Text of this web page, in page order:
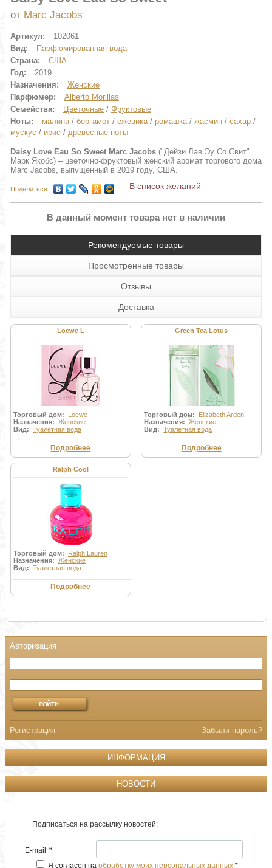
от Marc Jacobs
Артикул:
102061
Вид:
Парфюмированная вода
Страна:
США
Год:
2019
Назначения:
Женские
Парфюмер:
Alberto Morillas
Семейства:
Цветочные / Фруктовые
Ноты:
малина/ бергамот / ежевика/ ромашка/ жасмин / сахар /
мускус / ирис / древесные ноты
Daisy Love Eau So Sweet Marc Jacobs ("Дейзи Лав Эу Со Свит"
Марк Якобс) – цветочно-фруктовый женский аромат торгового дома
Marc Jacobs, выпущенный в 2019 году, США.
Поделиться В список желаний
В данный момент товара нет в наличии
Рекомендуемые товары
Просмотренные товары
Отзывы
Доставка
Loewe L
Торговый дом:
Loewe
Назначения: Женские
Вид: Туалетная вода
Подробнее
Green Tea Lotus
Торговый дом:
Elizabeth Arden
Назначения:Женские
Вид:Туалетная вода
Подробнее
Ralph Cool
Торговый дом:
Ralph Lauren
Назначения: Женские
Вид: Туалетная вода
Подробнее
Регистрация Забыли пароль?
ИНФОРМАЦИЯ
НОВОСТИ
Подписаться на рассылку новостей:
E-mail *
Я согласен на обработку моих персональных данных *